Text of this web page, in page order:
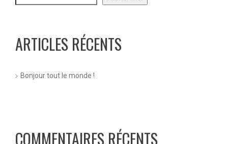
ARTICLES RÉCENTS
Bonjour tout le monde !
COMMENTAIRES RÉCENTS